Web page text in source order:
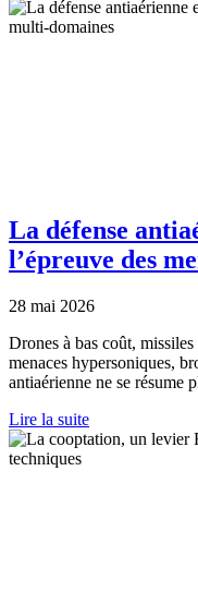
La défense
l’épreuve des
28 mai 2026
Drones à bas coût,
menaces hypersoniques,
antiaérienne ne se résume
Lire la suite